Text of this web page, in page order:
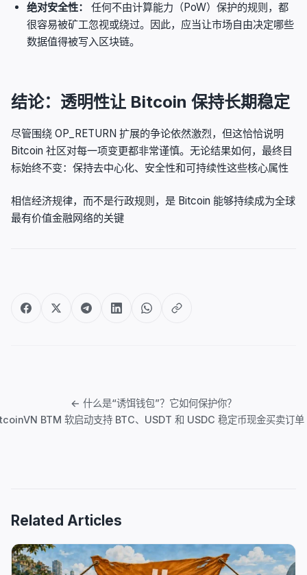
绝对安全性：
任何不由计算能力（PoW）保护的规则，都
很容易被矿工忽视或绕过。因此，应当让市场自由决定哪些
数据值得被写入区块链。
结论：透明性让 Bitcoin 保持长期稳定
尽管围绕 OP_RETURN 扩展的争论依然激烈，但这恰恰说明
Bitcoin 社区对每一项变更都非常谨慎。无论结果如何，最终目
标始终不变：保持去中心化、安全性和可持续性这些核心属性
相信经济规律，而不是行政规则，是 Bitcoin 能够持续成为全球
最有价值金融网络的关键
航
← 什么是“诱饵钱包”？它如何保护你？
BTM 软启动支持 BTC、USDT 和 USDC 稳定币现金买卖订
Related Articles